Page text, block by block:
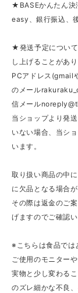
★BASEかんたん決
easy、銀行振込、
★発送予定につい
し上げることがあ
PCアドレス(gmail
のメール
信メール
当ショップより発
いない場合、当シ
います。
取り扱い商品の中
に欠品となる場合が
その際は返金のご
げますのでご確認
※こちらは食品では
ご使用のモニター
実物と少し変わる
のズレ細かな不良